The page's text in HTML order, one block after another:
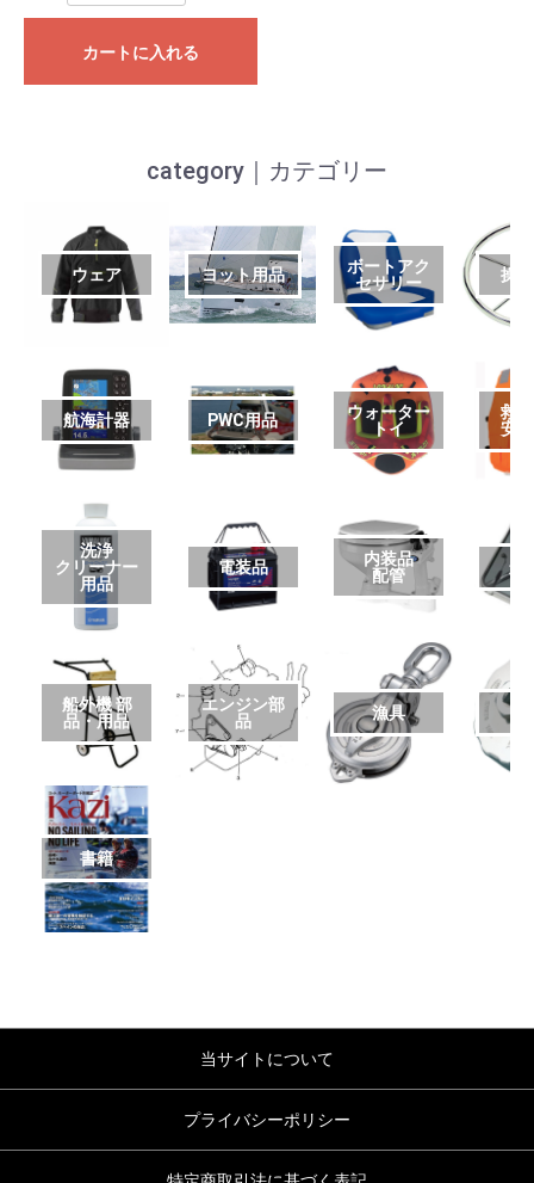
カートに入れる
category｜カテゴリー
ウェア ヨット用品
ボートアク
セサリー
操
航海計器 PWC用品
ウォーター
トイ
救
安
洗浄
クリーナー
用品
電装品
内装品
配管
艤
船外機 部
品・用品
エンジン部
品
漁具
書籍
当サイトについて
プライバシーポリシー